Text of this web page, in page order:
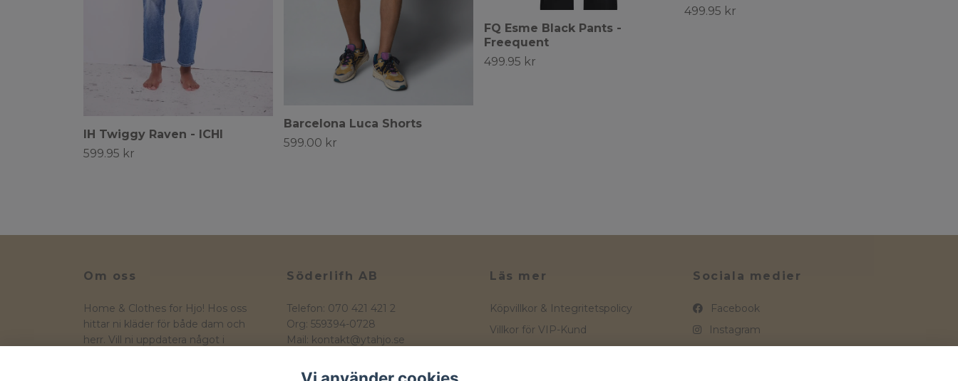
IH Twiggy Raven - ICHI
599.95 kr
Barcelona Luca Shorts
599.00 kr
FQ Esme Black Pants -
Freequent
499.95 kr
499.95 kr
Om oss
Home & Clothes for Hjo! Hos oss
hittar ni kläder för både dam och
herr. Vill ni uppdatera något i
Söderlifh AB
Telefon: 070 421 421 2
Org: 559394-0728
Mail: kontakt@ytahjo.se
544 30 Hjo
Läs mer
Köpvillkor & Integritetspolicy
Villkor för VIP-Kund
Sociala medier
Facebook
Instagram